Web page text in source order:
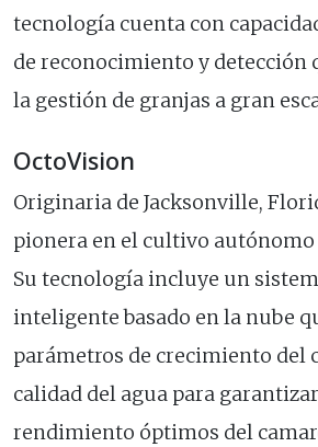
tecnología cuenta con
de reconocimiento y detección
la gestión de granjas a gran
OctoVision
Originaria de Jacksonville,
pionera en el cultivo autónomo
Su tecnología incluye un
inteligente basado en la nube
parámetros de crecimiento del
calidad del agua para
rendimiento óptimos del